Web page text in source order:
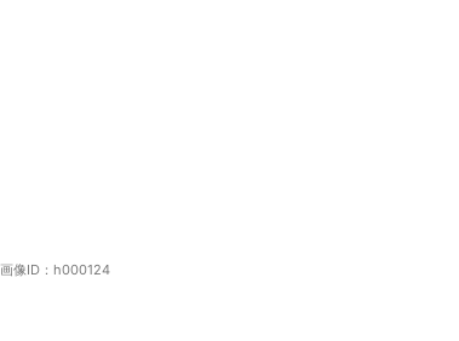
画像ID：h000124